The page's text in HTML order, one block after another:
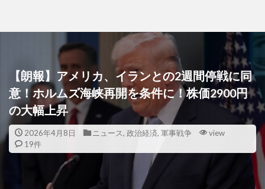
【朗報】アメリカ、イランとの2週間停戦に同
意！ホルムズ海峡再開を条件に！株価2900円
の大幅上昇
2026年4月8日 ニュース, 政治経済, 軍事戦争
view
19件